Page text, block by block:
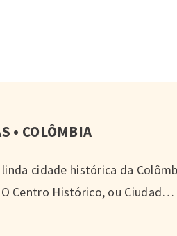
• COLÔMBIA
cidade histórica da
Centro Histórico, ou Ciudad…